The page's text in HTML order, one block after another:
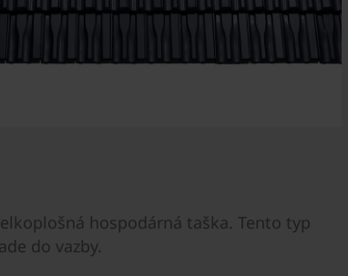
hospodárná taška. Tento typ
do vazby.